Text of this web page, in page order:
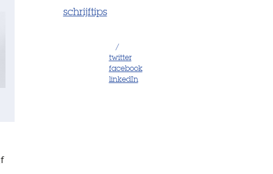
schrijftips
/
twitter
facebook
linkedIn